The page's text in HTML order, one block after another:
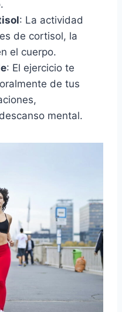
: La actividad
de cortisol, la
el cuerpo.
: El ejercicio te
de tus
mental.